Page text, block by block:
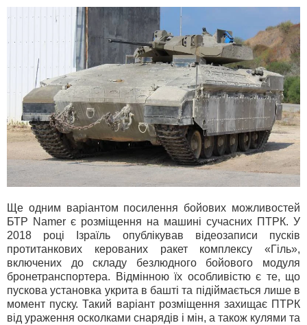
Ще одним варіантом посилення бойових можливостей
БТР Namer є розміщення на машині сучасних ПТРК. У
2018 році Ізраїль опублікував відеозаписи пусків
протитанкових керованих ракет комплексу «Гіль»,
включених до складу безлюдного бойового модуля
бронетранспортера. Відмінною їх особливістю є те, що
пускова установка укрита в башті та підіймається лише в
момент пуску. Такий варіант розміщення захищає ПТРК
від ураження осколками снарядів і мін, а також кулями та